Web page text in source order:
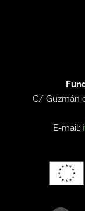
C/ Guzmán
E-mail: